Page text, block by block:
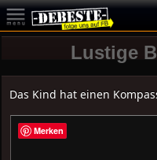
Lustige
Das Kind hat einen
Merken